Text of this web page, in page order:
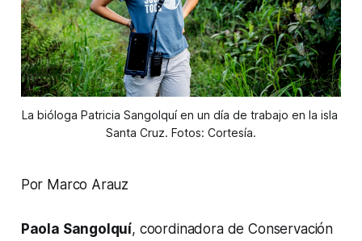
La bióloga Patricia Sangolquí en un día de trabajo en la isla
Santa Cruz. Fotos: Cortesía.
Por Marco Arauz
Paola Sangolquí, coordinadora de Conservación